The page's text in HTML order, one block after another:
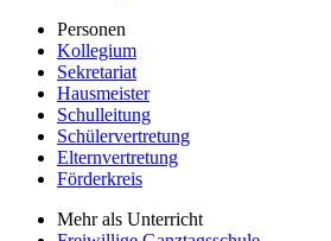
Personen
Kollegium
Sekretariat
Hausmeister
Schulleitung
Schülervertretung
Elternvertretung
Förderkreis
Mehr als Unterricht